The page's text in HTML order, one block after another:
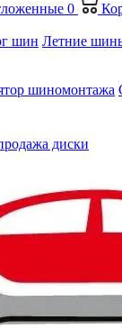
0
шин Летние
шиномонтажа
диски